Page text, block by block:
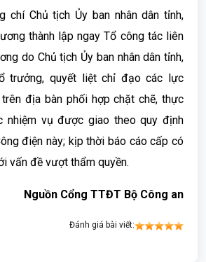
chí Chủ tịch Ủy ban nhân dân tỉnh,
thành lập ngay Tổ công tác liên
do Chủ tịch Ủy ban nhân dân tỉnh,
trưởng, quyết liệt chỉ đạo các lực
địa bàn phối hợp chặt chẽ, thực
nhiệm vụ được giao theo quy định
điện này; kịp thời báo cáo cấp có
vấn đề vượt thẩm quyền.
Nguồn Cổng TTĐT Bộ Công an
Đánh giá bài viết: